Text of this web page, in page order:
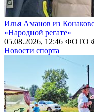
Илья Аманов из
«Народной регате»
05.08.2026, 12:46 ФОТО
Новости спорта